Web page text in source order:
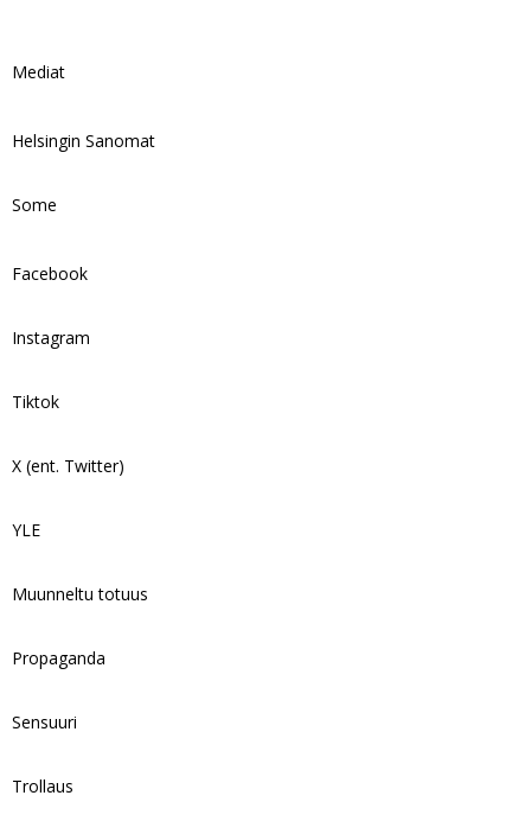
Mediat
Helsingin Sanomat
Some
Facebook
Instagram
Tiktok
X (ent. Twitter)
YLE
Muunneltu totuus
Propaganda
Sensuuri
Trollaus